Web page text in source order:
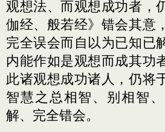
观想法、而观想成功者，
伽经、般若经》错会其意
完全误会而自以为已知已
内能作如是观想而成其功
此诸观想成功诸人，仍将
智慧之总相智、别相智
解、完全错会。